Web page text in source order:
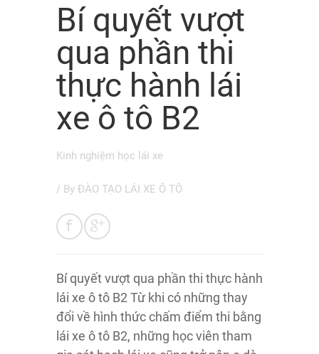
Bí quyết vượt
qua phần thi
thực hành lái
xe ô tô B2
Kinh nghiệm học lái xe
/ By ĐÀO TẠO LÁI XE Ô TÔ
Bí quyết vượt qua phần thi thực hành
lái xe ô tô B2 Từ khi có những thay
đổi về hình thức chấm điểm thi bằng
lái xe ô tô B2, những học viên tham